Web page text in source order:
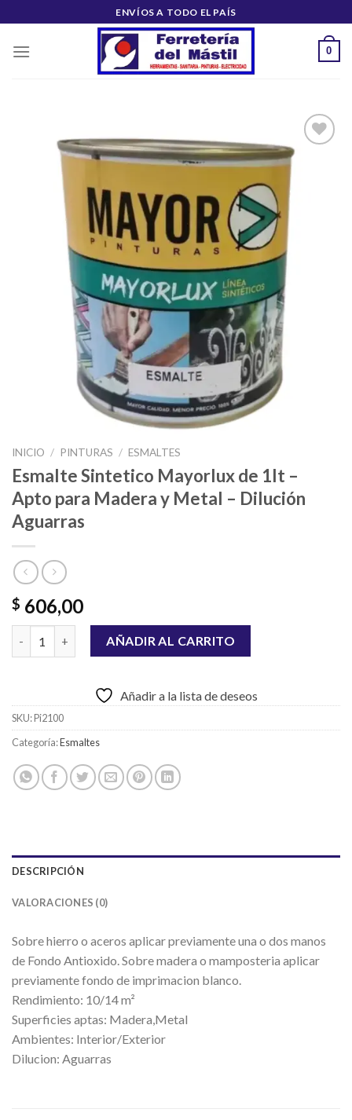
al
contenido
ENVÍOS A TODO EL PAÍS
0
INICIO / PINTURAS / ESMALTES
Esmalte Sintetico Mayorlux de 1lt –
Apto para Madera y Metal – Dilución
Aguarras
$ 606,00
Esmalte Sintetico Mayorlux de 1lt - Apto para Madera y Metal
AÑADIR AL CARRITO
Añadir a la lista de deseos
SKU:Pi2100
Categoría:Esmaltes
DESCRIPCIÓN
VALORACIONES (0)
Sobre hierro o aceros aplicar previamente una o dos manos
de Fondo Antioxido. Sobre madera o mamposteria aplicar
previamente fondo de imprimacion blanco.
Rendimiento: 10/14 m²
Superficies aptas: Madera,Metal
Ambientes: Interior/Exterior
Dilucion: Aguarras